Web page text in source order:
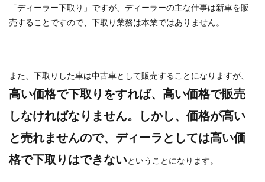
「ディーラー下取り」ですが、ディーラーの主な仕事は新車を販
売することですので、下取り業務は本業ではありません。
また、下取りした車は中古車として販売することになりますが、
高い価格で下取りをすれば、高い価格で販売
しなければなりません。しかし、価格が高い
と売れませんので、ディーラとしては高い価
格で下取りはできないということになります。